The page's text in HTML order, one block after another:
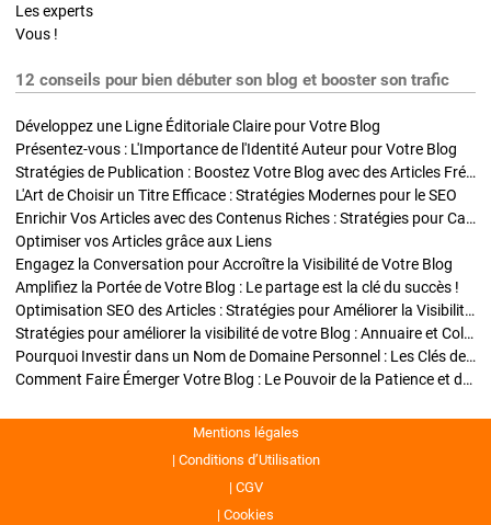
Les experts
Vous !
12 conseils pour bien débuter son blog et booster son trafic
Développez une Ligne Éditoriale Claire pour Votre Blog
Présentez-vous : L'Importance de l'Identité Auteur pour Votre Blog
Stratégies de Publication : Boostez Votre Blog avec des Articles Fréquents et Exclusifs
L'Art de Choisir un Titre Efficace : Stratégies Modernes pour le SEO
Enrichir Vos Articles avec des Contenus Riches : Stratégies pour Captiver et Optimiser
Optimiser vos Articles grâce aux Liens
Engagez la Conversation pour Accroître la Visibilité de Votre Blog
Amplifiez la Portée de Votre Blog : Le partage est la clé du succès !
Optimisation SEO des Articles : Stratégies pour Améliorer la Visibilité de Votre Blog
Stratégies pour améliorer la visibilité de votre Blog : Annuaire et Collaborations
Pourquoi Investir dans un Nom de Domaine Personnel : Les Clés de la Réussite de Votre Blog
Comment Faire Émerger Votre Blog : Le Pouvoir de la Patience et de la Persévérance
Mentions légales
Conditions d’Utilisation
CGV
Cookies